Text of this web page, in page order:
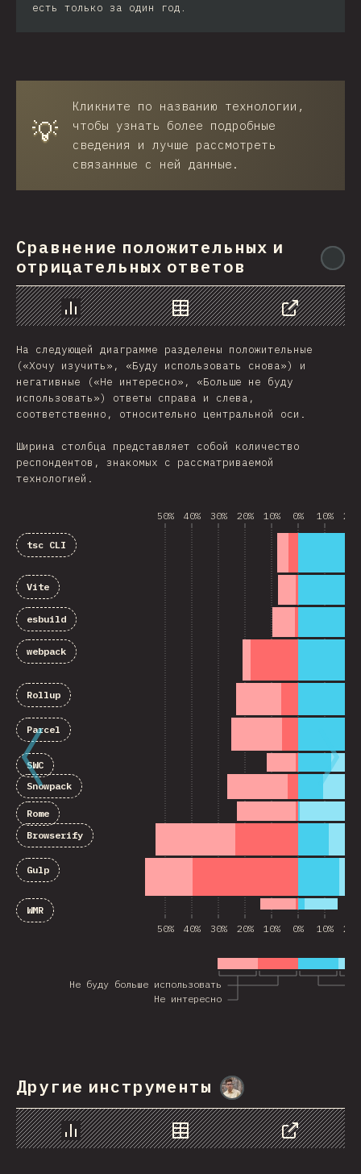
есть только за один год.
💡
Кликните по названию технологии,
чтобы узнать более подробные
сведения и лучше рассмотреть
связанные с ней данные.
Сравнение положительных и
отрицательных ответов
График Данные
Поделиться
На следующей диаграмме разделены положительные
(«Хочу изучить», «Буду использовать снова») и
негативные («Не интересно», «Больше не буду
использовать») ответы справа и слева,
соответственно, относительно центральной оси.
Ширина столбца представляет собой количество
респондентов, знакомых с рассматриваемой
технологией.
Не интересно
Не буду больше использовать
50% 40% 30% 20% 10% 0% 10% 20%
50% 40% 30% 20% 10% 0% 10% 20%
tsc CLI
Vite
esbuild
webpack
Rollup
Parcel
SWC
Snowpack
Rome
Browserify
Gulp
WMR
Другие инструменты
График Данные Поделиться